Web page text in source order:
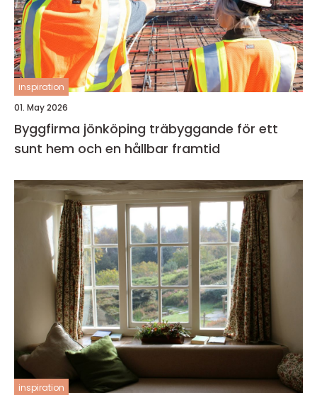
inspiration
01. May 2026
Byggfirma jönköping träbyggande för ett
sunt hem och en hållbar framtid
inspiration